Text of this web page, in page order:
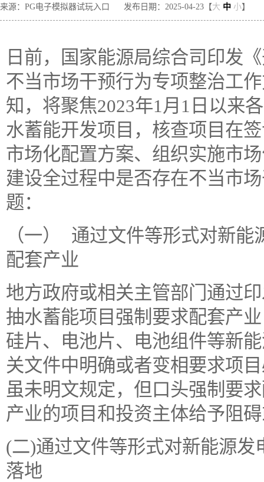
来源：PG电子模拟器试玩入口 发布日期：2025-04-23【大 中 小】
日前，国家能源局综合司印发
不当市场干预行为专项整治工
知，将聚焦2023年1月1日以来
水蓄能开发项目，核查项目在
市场化配置方案、组织实施市
建设全过程中是否存在不当市
题：
（一） 通过文件等形式对新
配套产业
地方政府或相关主管部门通过
抽水蓄能项目强制要求配套产
硅片、电池片、电池组件等新
关文件中明确或者变相要求项
虽未明文规定，但口头强制要
产业的项目和投资主体给予阻
(二)通过文件等形式对新能源
落地